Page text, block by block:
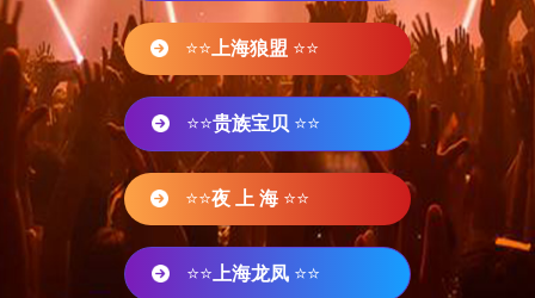
⭐⭐ 上海狼盟 ⭐⭐
⭐⭐贵族宝贝 ⭐⭐
⭐⭐夜 上 海 ⭐⭐
⭐⭐ 上海龙凤 ⭐⭐